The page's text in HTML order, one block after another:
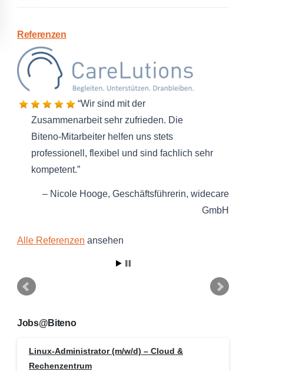
Referenzen
Wir sind mit der
Zusammenarbeit sehr zufrieden. Die
Biteno-Mitarbeiter helfen uns stets
professionell, flexibel und sind fachlich sehr
kompetent.
Nicole Hooge Geschäftsführerin widecare
GmbH
Alle Referenzen ansehen
Jobs@Biteno
Linux-Administrator (m/w/d) – Cloud &
Rechenzentrum